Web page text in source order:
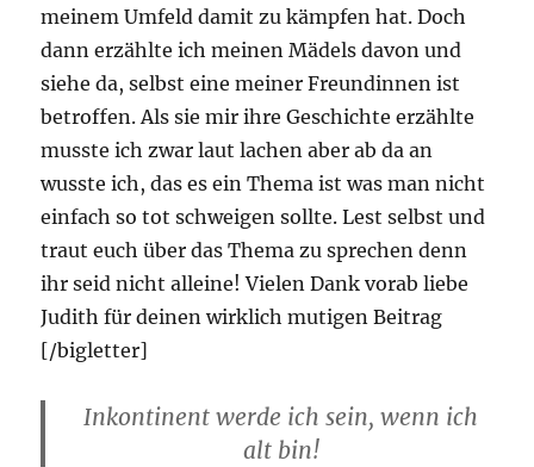
meinem Umfeld damit zu kämpfen hat. Doch
dann erzählte ich meinen Mädels davon und
siehe da, selbst eine meiner Freundinnen ist
betroffen. Als sie mir ihre Geschichte erzählte
musste ich zwar laut lachen aber ab da an
wusste ich, das es ein Thema ist was man nicht
einfach so tot schweigen sollte. Lest selbst und
traut euch über das Thema zu sprechen denn
ihr seid nicht alleine! Vielen Dank vorab liebe
Judith für deinen wirklich mutigen Beitrag
[/bigletter]
Inkontinent werde ich sein, wenn ich
alt bin!